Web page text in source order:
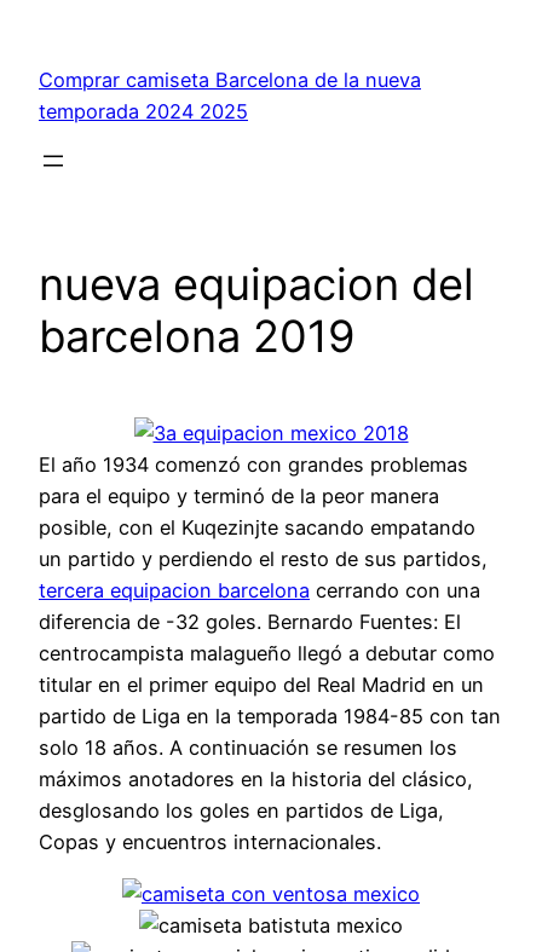
contenido
Comprar camiseta Barcelona de la nueva
temporada 2024 2025
nueva equipacion del
barcelona 2019
El año 1934 comenzó con grandes problemas
para el equipo y terminó de la peor manera
posible, con el Kuqezinjte sacando empatando
un partido y perdiendo el resto de sus partidos,
tercera equipacion barcelona cerrando con una
diferencia de -32 goles. Bernardo Fuentes: El
centrocampista malagueño llegó a debutar como
titular en el primer equipo del Real Madrid en un
partido de Liga en la temporada 1984-85 con tan
solo 18 años. A continuación se resumen los
máximos anotadores en la historia del clásico,
desglosando los goles en partidos de Liga,
Copas y encuentros internacionales.